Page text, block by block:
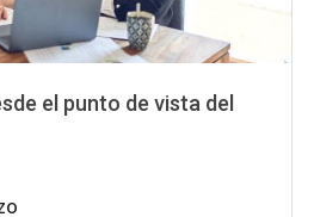
el punto de vista del